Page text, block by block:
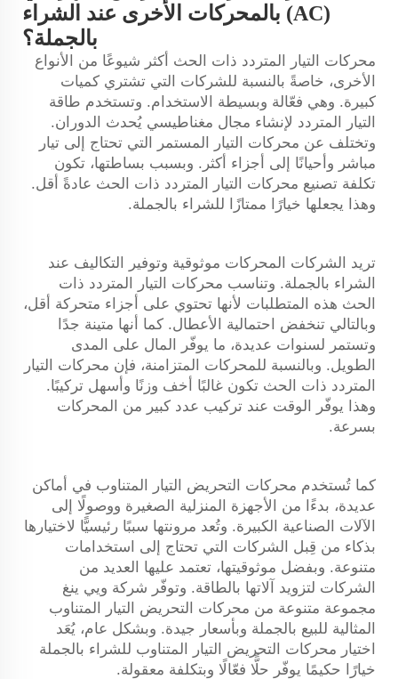
(AC) بالمحركات الأخرى عند الشراء
بالجملة؟
محركات التيار المتردد ذات الحث أكثر شيوعًا من الأنواع
الأخرى، خاصةً بالنسبة للشركات التي تشتري كميات
كبيرة. وهي فعّالة وبسيطة الاستخدام. وتستخدم طاقة
التيار المتردد لإنشاء مجال مغناطيسي يُحدث الدوران.
وتختلف عن محركات التيار المستمر التي تحتاج إلى تيار
مباشر وأحيانًا إلى أجزاء أكثر. وبسبب بساطتها، تكون
تكلفة تصنيع محركات التيار المتردد ذات الحث عادةً أقل.
وهذا يجعلها خيارًا ممتازًا للشراء بالجملة.
تريد الشركات المحركات موثوقية وتوفير التكاليف عند
الشراء بالجملة. وتناسب محركات التيار المتردد ذات
الحث هذه المتطلبات لأنها تحتوي على أجزاء متحركة أقل،
وبالتالي تنخفض احتمالية الأعطال. كما أنها متينة جدًا
وتستمر لسنوات عديدة، ما يوفّر المال على المدى
الطويل. وبالنسبة للمحركات المتزامنة، فإن محركات التيار
المتردد ذات الحث تكون غالبًا أخف وزنًا وأسهل تركيبًا.
وهذا يوفّر الوقت عند تركيب عدد كبير من المحركات
بسرعة.
كما تُستخدم محركات التحريض التيار المتناوب في أماكن
عديدة، بدءًا من الأجهزة المنزلية الصغيرة ووصولًا إلى
الآلات الصناعية الكبيرة. وتُعد مرونتها سببًا رئيسيًّا لاختيارها
بذكاء من قِبل الشركات التي تحتاج إلى استخدامات
متنوعة. وبفضل موثوقيتها، تعتمد عليها العديد من
الشركات لتزويد آلاتها بالطاقة. وتوفّر شركة ويي ينغ
مجموعة متنوعة من محركات التحريض التيار المتناوب
المثالية للبيع بالجملة وبأسعار جيدة. وبشكل عام، يُعَد
اختيار محركات التحريض التيار المتناوب للشراء بالجملة
خيارًا حكيمًا يوفّر حلًّا فعّالًا وبتكلفة معقولة.